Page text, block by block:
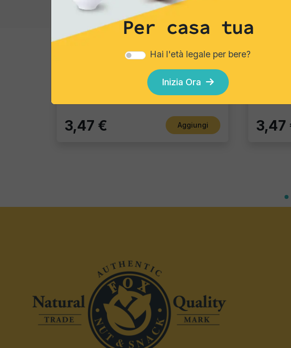
Bruschette Aglio "Chef Gourmet"
Pacco Singolo - 150 Gr
3,47 € Aggiungi 3,47
Per casa tua
Hai l'età legale per bere?
Inizia Ora